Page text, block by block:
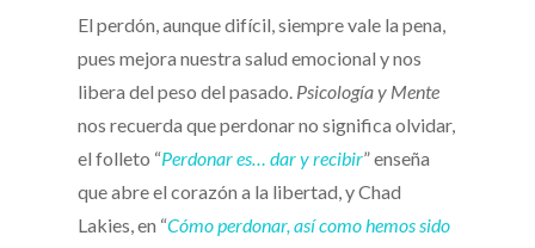
El perdón, aunque difícil, siempre vale la pena,
pues mejora nuestra salud emocional y nos
libera del peso del pasado. Psicología y Mente
nos recuerda que perdonar no significa olvidar,
el folleto “Perdonar es… dar y recibir” enseña
que abre el corazón a la libertad, y Chad
Lakies, en “Cómo perdonar, así como hemos sido